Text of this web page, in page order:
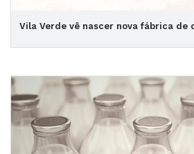
Vila Verde vê nascer nova fábrica de